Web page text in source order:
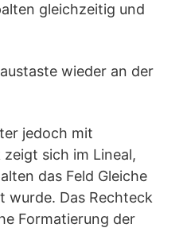
gleichzeitig und
wieder an der
jedoch mit
sich im Lineal,
das Feld Gleiche
wurde. Das Rechteck
Formatierung der